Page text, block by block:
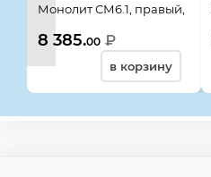
Монолит СМ6.1, правый,
бавария, 02306
8 385.00 ₽
в корзину